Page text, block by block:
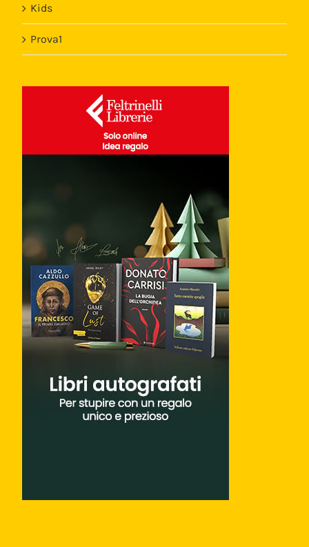
Kids
Prova1